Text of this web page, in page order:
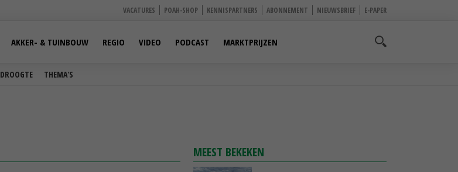
VACATURES POAH-SHOP KENNISPARTNERS ABONNEMENT NIEUWSBRIEF E-PAPER
DROOGTE THEMA'S
AKKER- & TUINBOUW REGIO VIDEO PODCAST MARKTPRIJZEN
MEEST BEKEKEN